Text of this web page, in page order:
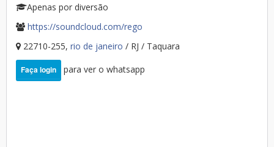
Apenas por diversão
https://soundcloud.com/rego
22710-255, rio de janeiro / RJ / Taquara
Faça login para ver o whatsapp